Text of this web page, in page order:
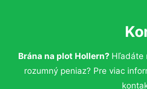
Brána na plot Hollern? Hľadáte
rozumný peniaz? Pre viac